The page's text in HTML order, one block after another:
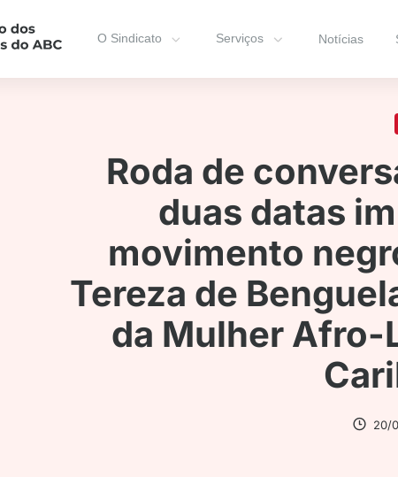
O Sindicato Serviços Notícias
Roda de
duas datas
movimento
Tereza de
da Mulher
20/